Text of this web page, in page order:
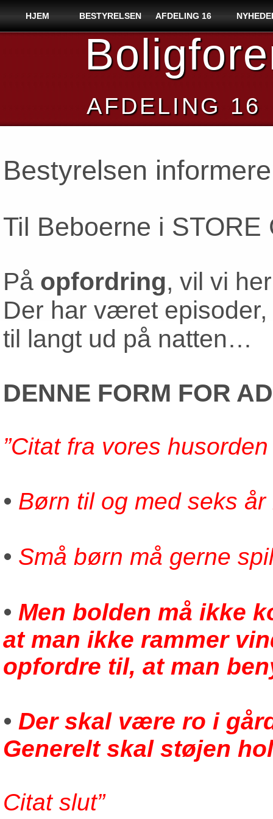
AFDELING 16
HJEM BESTYRELSEN AFDELING 16
Bestyrelsen
Til Beboerne i
På opfordring, vil vi
Der har været
til langt ud på natten…
DENNE FORM FOR
”Citat fra vores husorden
• Børn til og med seks
• Små børn må gerne
• Men bolden må ikke
at man ikke rammer
opfordre til, at man
• Der skal være ro i
Generelt skal støjen
Citat slut”